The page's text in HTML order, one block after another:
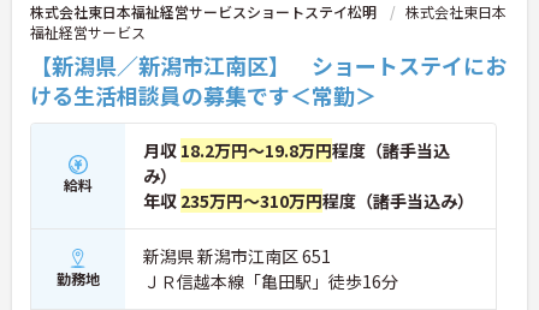
株式会社東日本福祉経営サービスショートステイ松明
株式会社東日本
福祉経営サービス
【新潟県／新潟市江南区】 ショートステイにお
ける生活相談員の募集です＜常勤＞
給料
月収 18.2万円～19.8万円程度（諸手当込
み）
年収 235万円～310万円程度（諸手当込み）
勤務地
新潟県 新潟市江南区 651
ＪＲ信越本線「亀田駅」徒歩16分